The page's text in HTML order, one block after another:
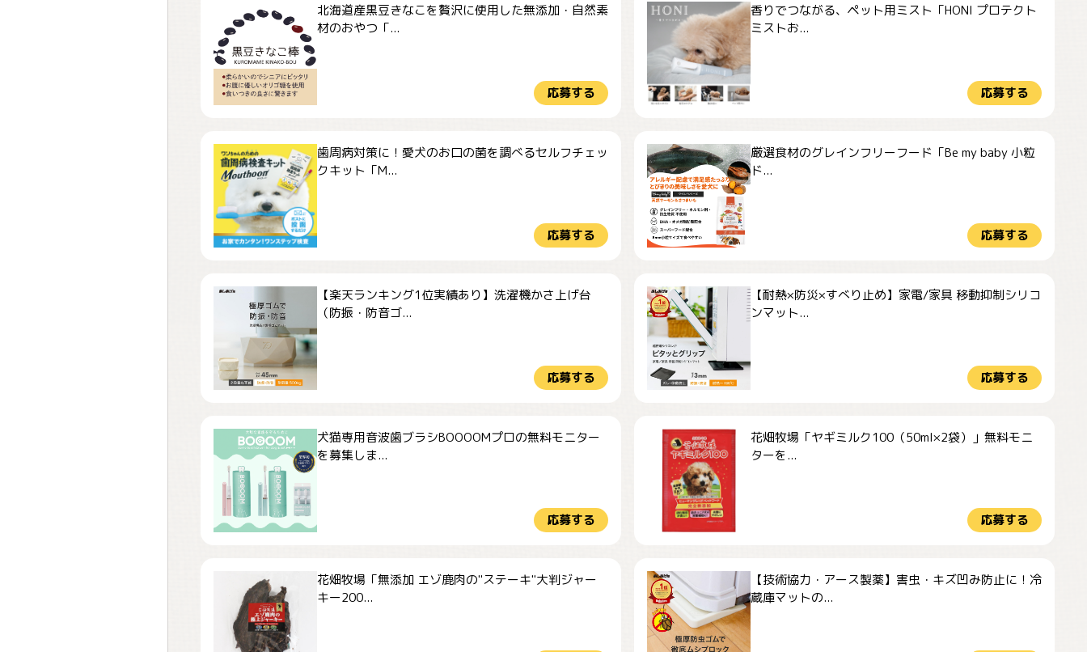
北海道産黒豆きなこを贅沢に使用した無添加・自然素
材のおやつ「...
応募する
香りでつながる、ペット用ミスト「HONI プロテクト
ミストお...
応募する
歯周病対策に！愛犬のお口の菌を調べるセルフチェッ
クキット「M...
応募する
厳選食材のグレインフリーフード「Be my baby 小粒
ド...
応募する
【楽天ランキング1位実績あり】洗濯機かさ上げ台
（防振・防音ゴ...
応募する
【耐熱×防災×すべり止め】家電/家具 移動抑制シリコ
ンマット...
応募する
犬猫専用音波歯ブラシBOOOOMプロの無料モニター
を募集しま...
応募する
花畑牧場「ヤギミルク100（50ml×2袋）」無料モニ
ターを...
応募する
花畑牧場「無添加 エゾ鹿肉の"ステーキ"大判ジャー
キー200...
【技術協力・アース製薬】害虫・キズ凹み防止に！冷
蔵庫マットの...